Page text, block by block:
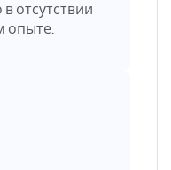
отсутствии
опыте.